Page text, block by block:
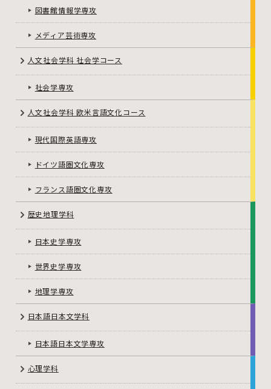
図書館情報学専攻
メディア芸術専攻
人文社会学科 社会学コース
社会学専攻
人文社会学科 欧米言語文化コース
現代国際英語専攻
ドイツ語圏文化専攻
フランス語圏文化専攻
歴史地理学科
日本史学専攻
世界史学専攻
地理学専攻
日本語日本文学科
日本語日本文学専攻
心理学科